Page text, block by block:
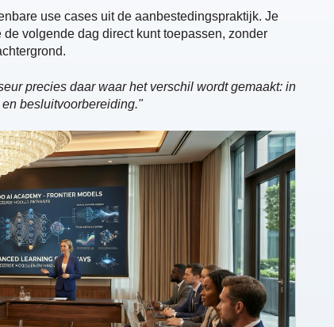
use cases uit de aanbestedingspraktijk. Je
volgende dag direct kunt toepassen, zonder
precies daar waar het verschil wordt gemaakt: in
besluitvoorbereiding."